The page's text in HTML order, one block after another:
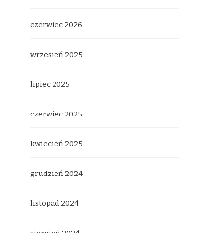
czerwiec 2026
wrzesień 2025
lipiec 2025
czerwiec 2025
kwiecień 2025
grudzień 2024
listopad 2024